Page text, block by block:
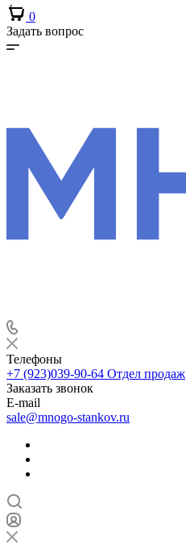
0
Задать вопрос
Телефоны
+7 (923)039-90-64 Отдел продаж
Заказать звонок
E-mail
sale@mnogo-stankov.ru